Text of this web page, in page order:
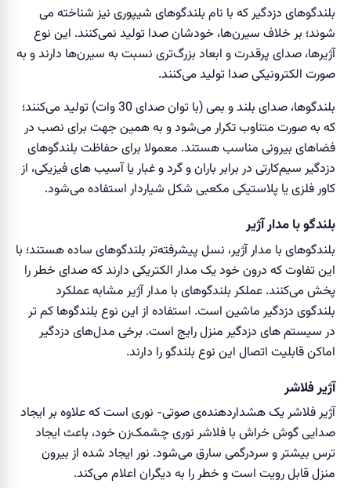
بلندگوهای دزدگیر که با نام بلندگوهای شیپوری نیز شناخته می
شوند؛ بر خلاف سیرن‌ها، خودشان صدا تولید نمی‌کنند. این نوع
آژیرها، صدای پر‌قدرت و ابعاد بزرگ‌تری نسبت به سیرن‌ها دارند و به
صورت الکترونیکی صدا تولید می‌کنند.
بلندگو‌ها، صدای بلند و بمی (با توان صدای 30 وات) تولید می‌کنند؛
که به صورت متناوب تکرار می‌شود و به همین جهت برای نصب در
فضا‌های بیرونی مناسب هستند. معمولا برای حفاظت بلندگو‌های
دزدگیر سیم‌کارتی در برابر باران و گرد و غبار یا آسیب های فیزیکی، از
کاور فلزی یا پلاستیکی مکعبی شکل شیار‌دار استفاده می‌شود.
بلندگو با مدار آژیر
بلندگوهای با مدار آژیر، نسل پیشرفته‌تر بلندگو‌های ساده هستند؛ با
این تفاوت که درون خود یک مدار الکتریکی دارند که صدای خطر را
پخش می‌کنند. عملکر بلندگوهای با مدار آژیر مشابه عملکرد
بلندگوی دزدگیر ماشین است. استفاده از این نوع بلندگو‌ها کم تر
در سیستم های دزدگیر منزل رایج است. برخی مدل‌های دزدگیر
اماکن قابلیت اتصال این نوع بلندگو را دارند.
آژیر فلاشر
آژیر فلاشر یک هشداردهنده‌ی صوتی- نوری است که علاوه بر ایجاد
صدایی گوش ‌خراش با فلاشر نوری چشمک‌زن خود، باعث ایجاد
ترس بیشتر و سردرگمی سارق می‌شود. نور ایجاد شده از بیرون
منزل قابل رویت است و خطر را به دیگران اعلام می‌کند.